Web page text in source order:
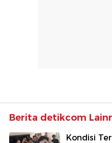
Berita detikcom
Kondisi